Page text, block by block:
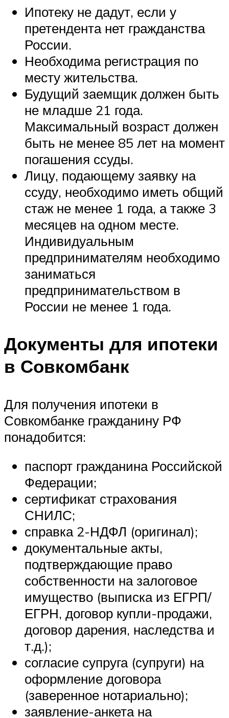
Ипотеку не дадут, если у
претендента нет гражданства
России.
Необходима регистрация по
месту жительства.
Будущий заемщик должен быть
не младше 21 года.
Максимальный возраст должен
быть не менее 85 лет на момент
погашения ссуды.
Лицу, подающему заявку на
ссуду, необходимо иметь общий
стаж не менее 1 года, а также 3
месяцев на одном месте.
Индивидуальным
предпринимателям необходимо
заниматься
предпринимательством в
России не менее 1 года.
Документы для ипотеки
в Совкомбанк
Для получения ипотеки в
Совкомбанке гражданину РФ
понадобится:
паспорт гражданина Российской
Федерации;
сертификат страхования
СНИЛС;
справка 2-НДФЛ (оригинал);
документальные акты,
подтверждающие право
собственности на залоговое
имущество (выписка из ЕГРП/
ЕГРН, договор купли-продажи,
договор дарения, наследства и
т.д.);
согласие супруга (супруги) на
оформление договора
(заверенное нотариально);
заявление-анкета на